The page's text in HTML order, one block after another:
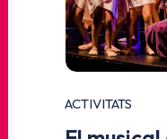
ACTIVITATS